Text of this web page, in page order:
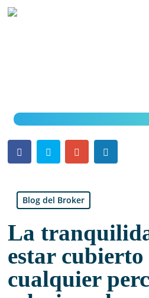
Skip
to
Blog del Broker
La
estar cubierto
cualquier